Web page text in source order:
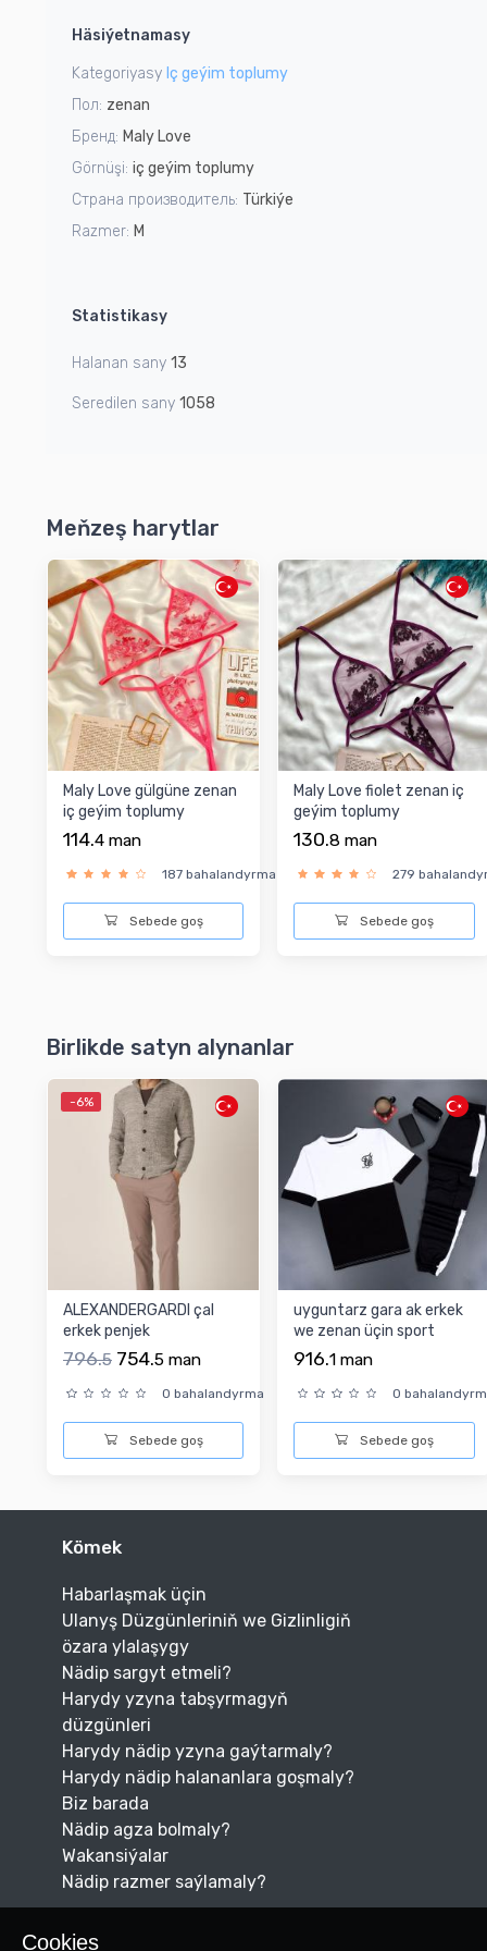
1
Häsiýetnamasy
Kategoriyasy Iç geýim toplumy
Пол: zenan
Бренд: Maly Love
Görnüşi: iç geýim toplumy
Страна производитель: Türkiýe
Razmer: M
Statistikasy
Halanan sany 13
Seredilen sany 1058
Meňzeş harytlar
Maly Love gülgüne zenan
iç geýim toplumy
114.4 man
187 bahalandyrma
Sebede goş
Maly Love fiolet zenan iç
geýim toplumy
130.8 man
279
Sebede goş
Birlikde satyn alynanlar
-6%
ALEXANDERGARDI çal
erkek penjek
796.5 754.5 man
0 bahalandyrma
Sebede goş
uyguntarz gara ak erkek
we zenan üçin sport
kostýum
916.1 man
0
Sebede goş
Cookies
Kömek
Habarlaşmak üçin
Ulanyş Düzgünleriniň we Gizlinligiň
özara ylalaşygy
Nädip sargyt etmeli?
Harydy yzyna tabşyrmagyň
düzgünleri
Harydy nädip yzyna gaýtarmaly?
Harydy nädip halananlara goşmaly?
Biz barada
Nädip agza bolmaly?
Wakansiýalar
Nädip razmer saýlamaly?